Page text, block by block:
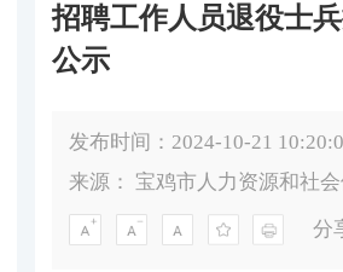
招聘工作人员退役士
公示
发布时间：2024-10-21
来源： 宝鸡市人力资源和社
分